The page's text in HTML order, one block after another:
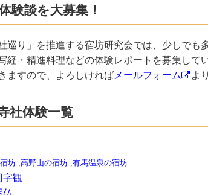
験談を大募集！
巡り」を推進する宿坊研究会では、少しで
経・精進料理などの体験レポートを募集して
ますので、よろしければ メールフォーム よ
社体験一覧
坊 高野山の宿坊 有馬温泉の宿坊
字観
仏